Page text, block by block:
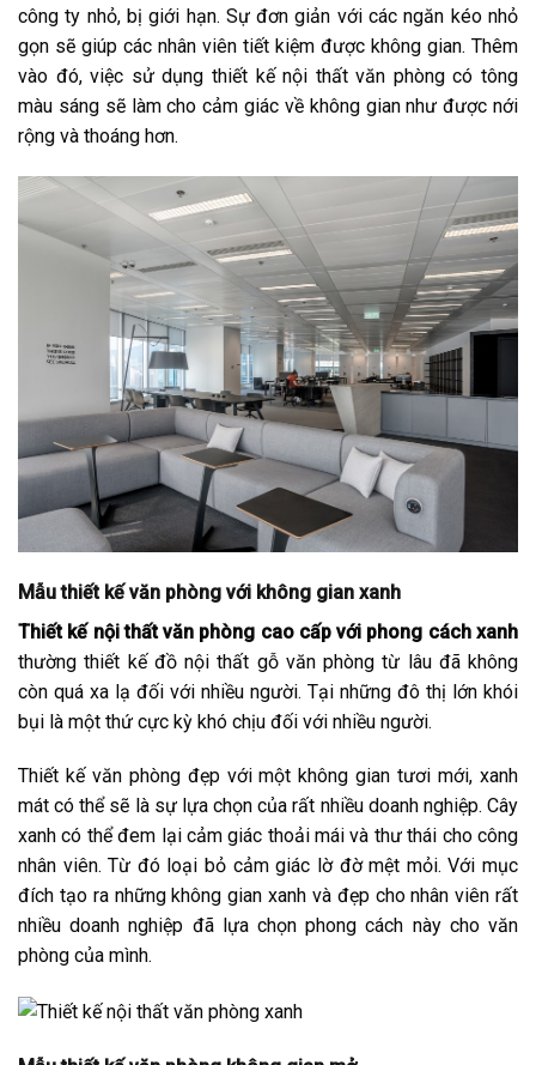
công ty nhỏ, bị giới hạn. Sự đơn giản với các ngăn kéo nhỏ
gọn sẽ giúp các nhân viên tiết kiệm được không gian. Thêm
vào đó, việc sử dụng thiết kế nội thất văn phòng có tông
màu sáng sẽ làm cho cảm giác về không gian như được nới
rộng và thoáng hơn.
Mẫu thiết kế văn phòng với không gian xanh
Thiết kế nội thất văn phòng cao cấp với phong cách xanh
thường thiết kế đồ nội thất gỗ văn phòng từ lâu đã không
còn quá xa lạ đối với nhiều người. Tại những đô thị lớn khói
bụi là một thứ cực kỳ khó chịu đối với nhiều người.
Thiết kế văn phòng đẹp với một không gian tươi mới, xanh
mát có thể sẽ là sự lựa chọn của rất nhiều doanh nghiệp. Cây
xanh có thể đem lại cảm giác thoải mái và thư thái cho công
nhân viên. Từ đó loại bỏ cảm giác lờ đờ mệt mỏi. Với mục
đích tạo ra những không gian xanh và đẹp cho nhân viên rất
nhiều doanh nghiệp đã lựa chọn phong cách này cho văn
phòng của mình.